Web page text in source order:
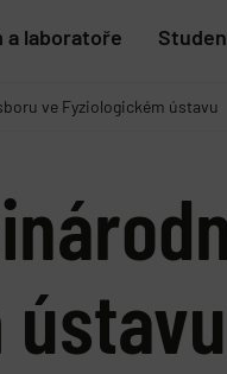
a laboratoře
ve Fyziologickém ústavu
ústavu